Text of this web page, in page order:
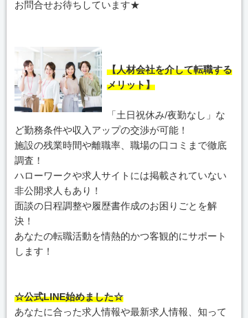
お問合せお待ちしています★
【人材会社を介して転職する
メリット】
「土日祝休み/夜勤なし」な
ど勤務条件や収入アップの交渉が可能！
施設の残業時間や離職率、職場の口コミまで徹底
調査！
ハローワークや求人サイトには掲載されていない
非公開求人もあり！
面談の日程調整や履歴書作成のお困りごとを解
決！
あなたの転職活動を情熱的かつ客観的にサポート
します！
☆公式LINE始めました☆
あなたに合った求人情報や最新求人情報、知って